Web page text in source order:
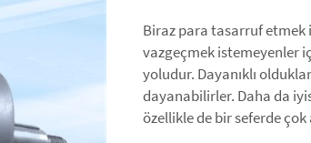
Biraz para tasarruf etmek
vazgeçmek istemeyenler
yoludur. Dayanıklı
dayanabilirler. Daha da
özellikle de bir seferde çok